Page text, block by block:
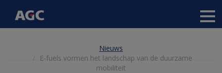
Nieuws
E-fuels vormen het landschap van de duurzame
mobiliteit